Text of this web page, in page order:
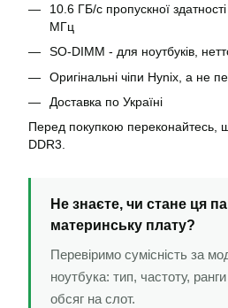
10.6 ГБ/с пропускної
МГц
SO-DIMM - для ноутбуків,
Оригінальні чіпи Hynix, а не
Доставка по Україні
Перед покупкою переконайтесь,
DDR3.
Не знаєте, чи стане ця
материнську плату?
Перевіримо сумісність за
ноутбука: тип, частоту,
обсяг на слот.